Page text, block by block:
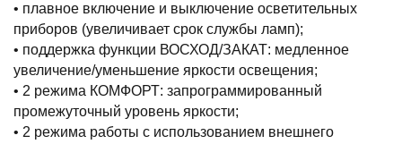
• плавное включение и выключение осветительных
приборов (увеличивает срок службы ламп);
• поддержка функции ВОСХОД/ЗАКАТ: медленное
увеличение/уменьшение яркости освещения;
• 2 режима КОМФОРТ: запрограммированный
промежуточный уровень яркости;
• 2 режима работы с использованием внешнего